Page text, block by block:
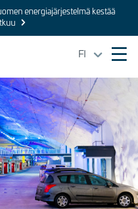
energiajärjestelmä kestää
FI